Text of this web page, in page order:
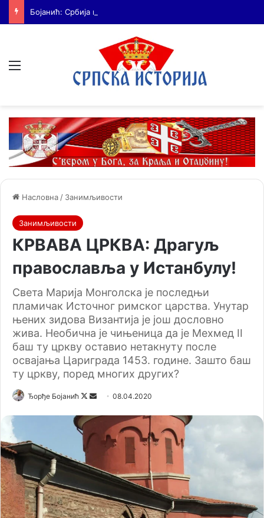
Насловна / Занимљивости
Занимљивости
КРВАВА ЦРКВА: Драгуљ
православља у Истанбулу!
Света Марија Монголска је последњи
пламичак Источног римског царства. Унутар
њених зидова Византија је још дословно
жива. Необична је чињеница да је Мехмед II
баш ту цркву оставио нетакнуту после
освајања Цариграда 1453. године. Зашто баш
ту цркву, поред многих других?
Ђорђе Бојанић
F
l
w
n
X
n
m
a
08.04.2020